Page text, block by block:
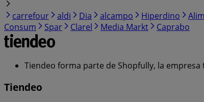
carrefour
aldi Dia alcampo Hiperdino
Consum
Spar Clarel Media Markt Caprabo
Tiendeo forma parte de Shopfully, la
Tiendeo